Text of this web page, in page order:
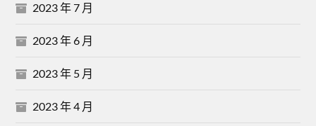
2023 年 7 月
2023 年 6 月
2023 年 5 月
2023 年 4 月